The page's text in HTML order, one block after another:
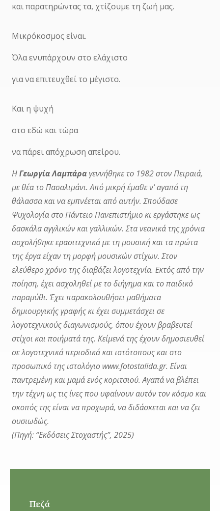
Πεζά
και παρατηρώντας τα, χτίζουμε τη ζωή μας.
Μικρόκοσμος είναι.
Όλα ενυπάρχουν στο ελάχιστο
για να επιτευχθεί το μέγιστο.
Και η ψυχή
στο εδώ και τώρα
να πάρει απόχρωση απείρου.
ΗΓεωργία Λαμπάραγεννήθηκε το 1982 στον Πειραιά,
με θέα το Πασαλιμάνι. Από μικρή έμαθε ν’ αγαπά τη
θάλασσα και να εμπνέεται από αυτήν. Σπούδασε
Ψυχολογία στο Πάντειο Πανεπιστήμιο κι εργάστηκε ως
δασκάλα αγγλικών και γαλλικών. Στα νεανικά της χρόνια
ασχολήθηκε ερασιτεχνικά με τη μουσική και τα πρώτα
της έργα είχαν τη μορφή μουσικών στίχων. Στον
ελεύθερο χρόνο της διαβάζει λογοτεχνία. Εκτός από την
ποίηση, έχει ασχοληθεί με το διήγημα και το παιδικό
παραμύθι. Έχει παρακολουθήσει μαθήματα
δημιουργικής γραφής κι έχει συμμετάσχει σε
λογοτεχνικούς διαγωνισμούς, όπου έχουν βραβευτεί
στίχοι και ποιήματά της. Κείμενά της έχουν δημοσιευθεί
σε λογοτεχνικά περιοδικά και ιστότοπους και στο
προσωπικό της ιστολόγιο www.fotostalida.gr. Είναι
παντρεμένη και μαμά ενός κοριτσιού. Αγαπά να βλέπει
την τέχνη ως τις ίνες που υφαίνουν αυτόν τον κόσμο και
σκοπός της είναι να προχωρά, να διδάσκεται και να ζει
ουσιωδώς.
(Πηγή: “Εκδόσεις Στοχαστής”, 2025)